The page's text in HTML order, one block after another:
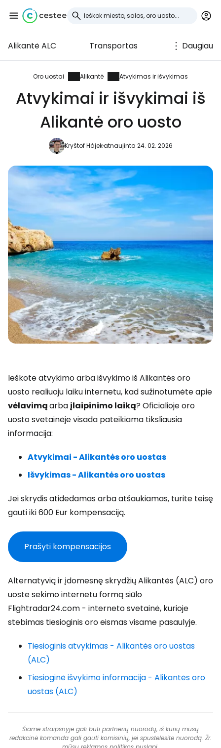
Alikantė ALC Transportas Daugiau
Oro uostai Alikantė Atvykimas ir išvykimas
Atvykimai ir išvykimai iš
Alikantė oro uosto
Kryštof Hájekatnaujinta 24. 02. 2026
Ieškote atvykimo arba išvykimo iš Alikantės oro
uosto realiuoju laiku internetu, kad sužinotumėte apie
vėlavimąarbaįlaipinimo laiką? Oficialioje oro
uosto svetainėje visada pateikiama tiksliausia
informacija:
Atvykimai - Alikantės oro uostas
Išvykimas - Alikantės oro uostas
Jei skrydis atidedamas arba atšaukiamas, turite teisę
gauti iki 600 Eur kompensaciją.
Prašyti kompensacijos
Alternatyvią ir įdomesnę skrydžių Alikantės (ALC) oro
uoste sekimo internetu formą siūlo
Flightradar24.com - interneto svetainė, kurioje
stebimas tiesioginis oro eismas visame pasaulyje.
Tiesioginis atvykimas - Alikantės oro uostas
(ALC)
Tiesioginė išvykimo informacija - Alikantės oro
uostas (ALC)
Šiame straipsnyje gali būti partnerių nuorodų, iš kurių mūsų
redakcinė komanda gali gauti komisinių, jei spustelėsite nuorodą. Žr.
Prisijunkite prie
Cestee
... pasaulinė kelionių bendruomenė
Tęsti su Facebook
Tęsti el. paštu